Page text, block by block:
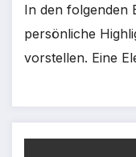
In den folgenden
persönliche
vorstellen. Eine